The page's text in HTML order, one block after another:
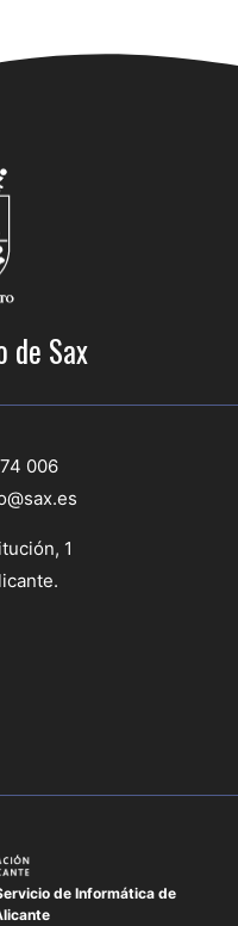
de Sax
006
1
de Informática de